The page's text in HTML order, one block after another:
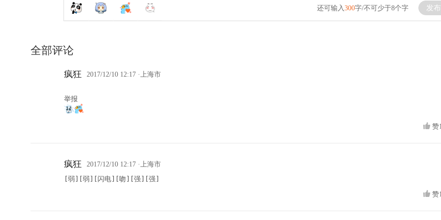
还可输入 300字/不可少于8个字 发
全部评论
疯狂 2017/12/10 12:17 ·上海市
赞
疯狂 2017/12/10 12:17 ·上海市
[弱][弱][闪电][吻][强][强]
赞